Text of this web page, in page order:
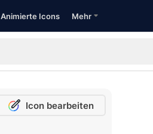
Animierte Icons Mehr
Icon bearbeiten